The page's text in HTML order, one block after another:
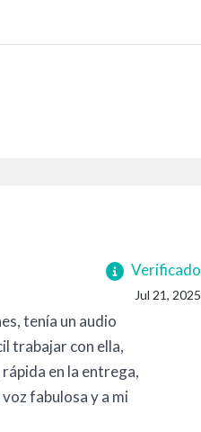
Verificado
Jul 21, 2025
tenía un audio
trabajar con ella,
en la entrega,
fabulosa y a mi